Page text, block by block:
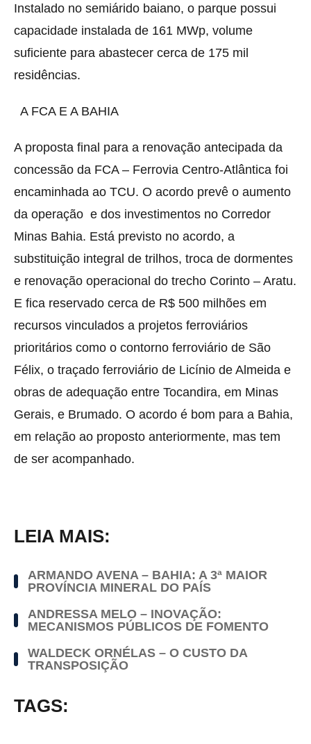
Instalado no semiárido baiano, o parque possui
capacidade instalada de 161 MWp, volume
suficiente para abastecer cerca de 175 mil
residências.
A FCA E A BAHIA
A proposta final para a renovação antecipada da
concessão da FCA – Ferrovia Centro-Atlântica foi
encaminhada ao TCU. O acordo prevê o aumento
da operação e dos investimentos no Corredor
Minas Bahia. Está previsto no acordo, a
substituição integral de trilhos, troca de dormentes
e renovação operacional do trecho Corinto – Aratu.
E fica reservado cerca de R$ 500 milhões em
recursos vinculados a projetos ferroviários
prioritários como o contorno ferroviário de São
Félix, o traçado ferroviário de Licínio de Almeida e
obras de adequação entre Tocandira, em Minas
Gerais, e Brumado. O acordo é bom para a Bahia,
em relação ao proposto anteriormente, mas tem
de ser acompanhado.
LEIA MAIS:
ARMANDO AVENA – BAHIA: A 3ª MAIOR
PROVÍNCIA MINERAL DO PAÍS
ANDRESSA MELO – INOVAÇÃO:
MECANISMOS PÚBLICOS DE FOMENTO
WALDECK ORNÉLAS – O CUSTO DA
TRANSPOSIÇÃO
TAGS: